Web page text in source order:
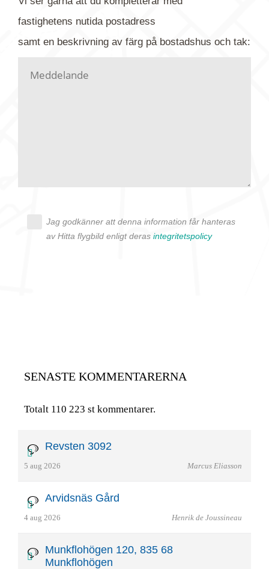
kontaktar dig så fort vi kan, givetvis utan
fastighetens nutidapostadress
samt en beskrivning av färg på bostadshus och tak:
Jag godkänner att denna information får hanteras
av Hitta flygbild enligt deras integritetspolicy
SENASTE KOMMENTARERNA
Totalt 110 223 st kommentarer.
Revsten 3092
5 aug 2026 Marcus Eliasson
Arvidsnäs Gård
4 aug 2026 Henrik de Joussineau
Munkflohögen 120, 835 68
Munkflohögen